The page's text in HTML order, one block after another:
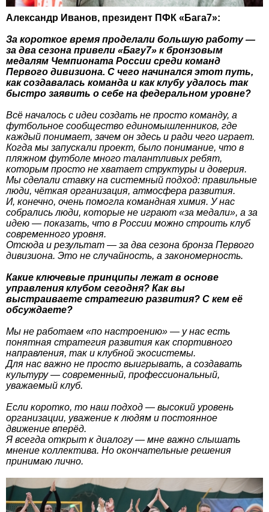
Александр Иванов, президент ПФК «Бага7»:
За короткое время проделали большую работу —
за два сезона привели «Багу7» к бронзовым
медалям Чемпионата России среди команд
Первого дивизиона. С чего начинался этот путь,
как создавалась команда и как клубу удалось так
быстро заявить о себе на федеральном уровне?
Всё началось с идеи создать не просто команду, а
футбольное сообщество единомышленников, где
каждый понимает, зачем он здесь и ради чего играет.
Когда мы запускали проект, было понимание, что в
пляжном футболе много талантливых ребят,
которым просто не хватает структуры и доверия.
Мы сделали ставку на системный подход: правильные
люди, чёткая организация, атмосфера развития.
И, конечно, очень помогла командная химия. У нас
собрались люди, которые не играют «за медали», а за
идею — показать, что в России можно строить клуб
современного уровня.
Отсюда и результат — за два сезона бронза Первого
дивизиона. Это не случайность, а закономерность.
Какие ключевые принципы лежат в основе
управления клубом сегодня? Как вы
выстраиваете стратегию развития? С кем её
обсуждаете?
Мы не работаем «по настроению» — у нас есть
понятная стратегия развития как спортивного
направления, так и клубной экосистемы.
Для нас важно не просто выигрывать, а создавать
культуру — современный, профессиональный,
уважаемый клуб.
Если коротко, то наш подход — высокий уровень
организации, уважение к людям и постоянное
движение вперёд.
Я всегда открыт к диалогу — мне важно слышать
мнение коллектива. Но окончательные решения
принимаю лично.